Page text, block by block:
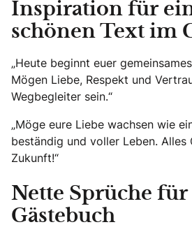
Inspiration für
schönen Text im
„Heute beginnt euer
Mögen Liebe, Respekt und
Wegbegleiter sein.“
„Möge eure Liebe wachsen wie
beständig und voller Leben. Alles
Zukunft!“
Nette Sprüche für
Gästebuch